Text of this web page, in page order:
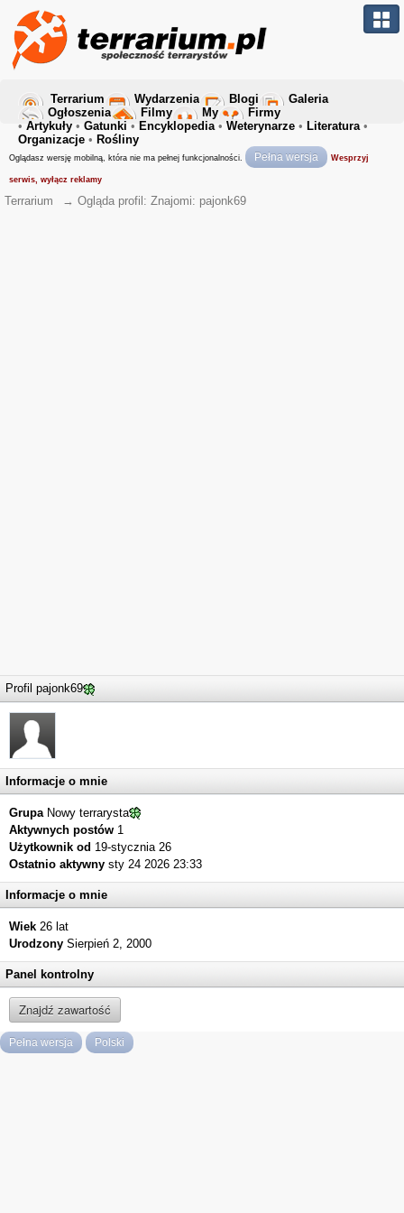
Terrarium Wydarzenia Blogi
Galeria
Ogłoszenia
Filmy My
Firmy
• Artykuły • Gatunki • Encyklopedia• Weterynarze • Literatura•
Organizacje • Rośliny
Oglądasz wersję mobilną, która nie ma pełnej funkcjonalności. Pełna wersja Wesprzyj
serwis, wyłącz reklamy
Terrarium → Ogląda profil: Znajomi: pajonk69
Profil pajonk69
Informacje o mnie
Grupa Nowy terrarysta
Aktywnych postów 1
Użytkownik od 19-stycznia 26
Ostatnio aktywny sty 24 2026 23:33
Informacje o mnie
Wiek 26 lat
Urodzony Sierpień 2, 2000
Panel kontrolny
Znajdź zawartość
Pełna wersja Polski